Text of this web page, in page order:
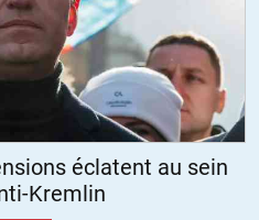
(depuis les « bienfaits » de la
» initiée par les
» en distribuant à tour de bras
sociétés PRIVÉES qui gèrent le
Rennes.
nouveaux « PV électroniques »
simplement quelques clics et
éclatent au sein
Kremlin